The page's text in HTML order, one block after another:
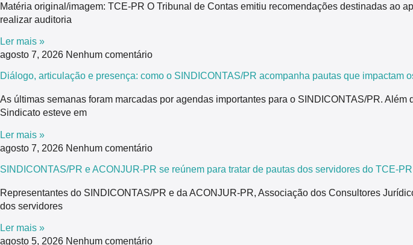
Matéria original/imagem: TCE-PR O Tribunal de Contas emitiu recomendações destinadas ao
realizar auditoria
Ler mais »
agosto 7, 2026 Nenhum comentário
Diálogo, articulação e presença: como o SINDICONTAS/PR acompanha pautas que impactam
As últimas semanas foram marcadas por agendas importantes para o SINDICONTAS/PR.
Sindicato esteve em
Ler mais »
agosto 7, 2026 Nenhum comentário
SINDICONTAS/PR e ACONJUR-PR se reúnem para tratar de pautas dos servidores do TCE-
Representantes do SINDICONTAS/PR e da ACONJUR-PR, Associação dos Consultores
dos servidores
Ler mais »
agosto 5, 2026 Nenhum comentário